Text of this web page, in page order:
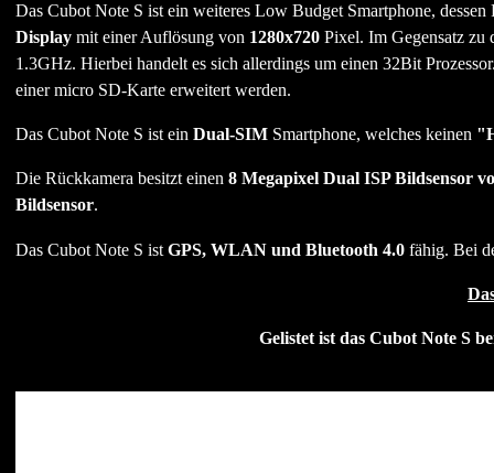
Das Cubot Note S ist ein weiteres Low Budget Smartphone,
Displaymit einer Auflösung von 1280x720Pixel. Im Gegensatz zu
1.3GHz. Hierbei handelt es sich allerdings um einen 32Bit
einer micro SD-Karte erweitert werden.
Das Cubot Note S ist ein Dual-SIMSmartphone, welches keinen
Die Rückkamera besitzt einen 8 Megapixel Dual ISP Bildsensor
Bildsensor.
Das Cubot Note S ist GPS, WLAN und Bluetooth 4.0fähig. Bei
Gelistet ist das Cubot Note S